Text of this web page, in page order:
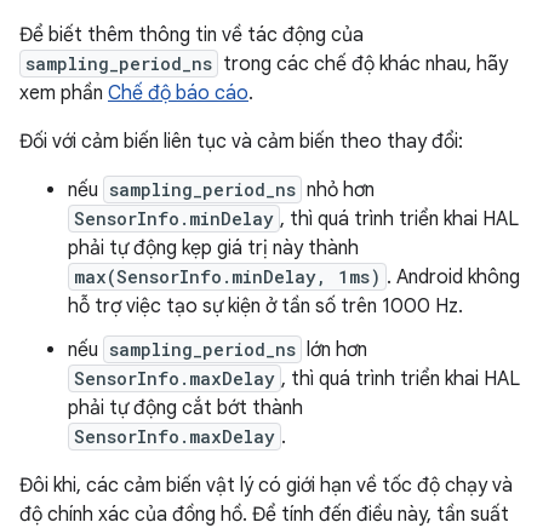
Để biết thêm thông tin về tác động của
sampling_period_ns trong các chế độ khác nhau, hãy
xem phần Chế độ báo cáo.
Đối với cảm biến liên tục và cảm biến theo thay đổi:
nếu sampling_period_ns nhỏ hơn
SensorInfo.minDelay , thì quá trình triển khai HAL
phải tự động kẹp giá trị này thành
max(SensorInfo.minDelay, 1ms) . Android không
hỗ trợ việc tạo sự kiện ở tần số trên 1000 Hz.
nếu sampling_period_ns lớn hơn
SensorInfo.maxDelay , thì quá trình triển khai HAL
phải tự động cắt bớt thành
SensorInfo.maxDelay .
Đôi khi, các cảm biến vật lý có giới hạn về tốc độ chạy và
độ chính xác của đồng hồ. Để tính đến điều này, tần suất